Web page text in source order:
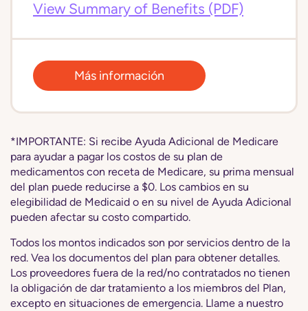
View Summary of Benefits (PDF)
Más información
*IMPORTANTE: Si recibe Ayuda Adicional de Medicare
para ayudar a pagar los costos de su plan de
medicamentos con receta de Medicare, su prima mensual
del plan puede reducirse a $0. Los cambios en su
elegibilidad de Medicaid o en su nivel de Ayuda Adicional
pueden afectar su costo compartido.
Todos los montos indicados son por servicios dentro de la
red. Vea los documentos del plan para obtener detalles.
Los proveedores fuera de la red/no contratados no tienen
la obligación de dar tratamiento a los miembros del Plan,
excepto en situaciones de emergencia. Llame a nuestro